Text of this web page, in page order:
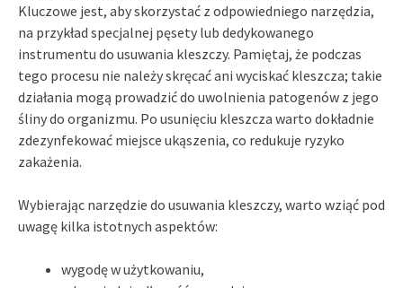
Kluczowe jest, aby skorzystać z odpowiedniego narzędzia,
na przykład specjalnej pęsety lub dedykowanego
instrumentu do usuwania kleszczy. Pamiętaj, że podczas
tego procesu nie należy skręcać ani wyciskać kleszcza; takie
działania mogą prowadzić do uwolnienia patogenów z jego
śliny do organizmu. Po usunięciu kleszcza warto dokładnie
zdezynfekować miejsce ukąszenia, co redukuje ryzyko
zakażenia.
Wybierając narzędzie do usuwania kleszczy, warto wziąć pod
uwagę kilka istotnych aspektów:
wygodę w użytkowaniu,